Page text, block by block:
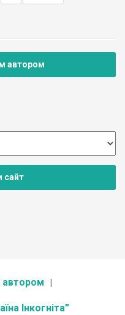
автором
сайт
автором
Інкогніта”